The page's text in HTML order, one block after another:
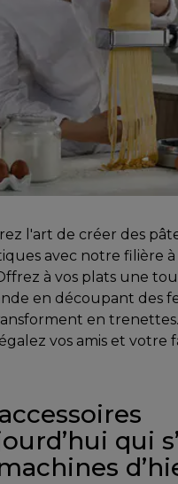
l'art de créer des
avec notre filière
à vos plats une
en découpant des
en
vos amis et votre
qui